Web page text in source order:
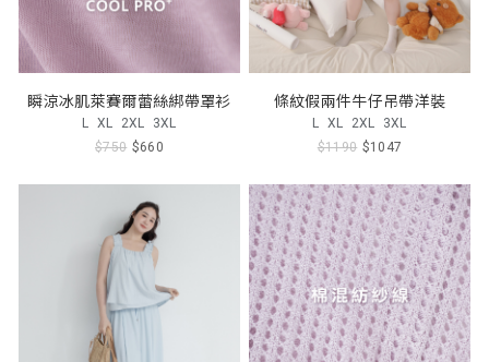
瞬涼冰肌萊賽爾蕾絲綁帶罩衫
L XL 2XL 3XL
$750 $660
條紋假兩件牛仔吊帶洋裝
L XL 2XL 3XL
$1190 $1047